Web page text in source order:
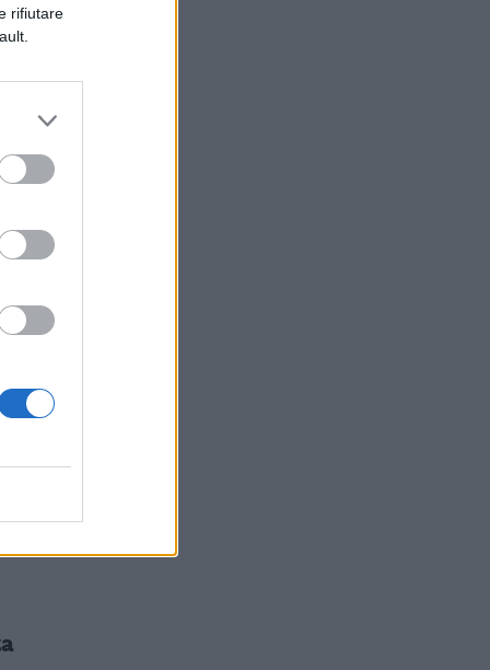
rifiutare